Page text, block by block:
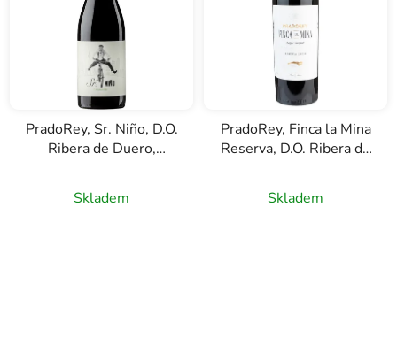
PradoRey, Sr. Niño, D.O.
Ribera de Duero,
Skladem
PradoRey, Finca la Mina
Reserva, D.O. Ribera de
0,75l
Skladem